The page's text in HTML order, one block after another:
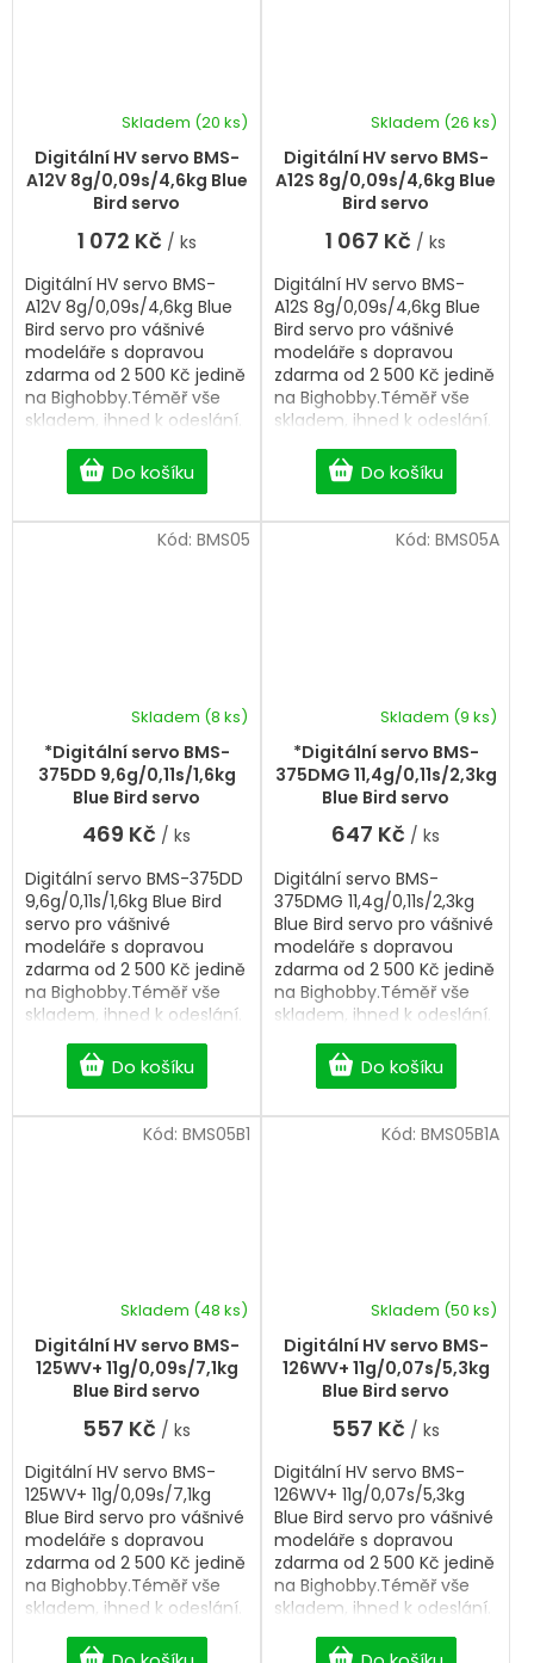
Digitální HV servo BMS-
A12V 8g/0,09s/4,6kg Blue
Bird servo
Skladem (20 ks)
1 072 Kč / ks
Do košíku
Digitální HV servo BMS-
A12V 8g/0,09s/4,6kg Blue
Bird servo pro vášnivé
modeláře s dopravou
zdarma od 2 500 Kč jedině
na Bighobby.Téměř vše
skladem, ihned k odeslání.
Professional Digital HV
Digitální HV servo BMS-
A12S 8g/0,09s/4,6kg Blue
Bird servo
Skladem (26 ks)
1 067 Kč / ks
Do košíku
Digitální HV servo BMS-
A12S 8g/0,09s/4,6kg Blue
Bird servo pro vášnivé
modeláře s dopravou
zdarma od 2 500 Kč jedině
na Bighobby.Téměř vše
skladem, ihned k odeslání.
Professional Digital HV
*Digitální servo BMS-
375DD 9,6g/0,11s/1,6kg
Blue Bird servo
Skladem (8 ks)
469 Kč / ks
Do košíku
Digitální servo BMS-375DD
9,6g/0,11s/1,6kg Blue Bird
servo pro vášnivé
modeláře s dopravou
zdarma od 2 500 Kč jedině
na Bighobby.Téměř vše
skladem, ihned k odeslání.
Kód: BMS05
*Digitální servo BMS-
375DMG 11,4g/0,11s/2,3kg
Blue Bird servo
Skladem (9 ks)
647 Kč / ks
Do košíku
Digitální servo BMS-
375DMG 11,4g/0,11s/2,3kg
Blue Bird servo pro vášnivé
modeláře s dopravou
zdarma od 2 500 Kč jedině
na Bighobby.Téměř vše
skladem, ihned k odeslání.
Kód: BMS05A
Digitální HV servo BMS-
125WV+ 11g/0,09s/7,1kg
Blue Bird servo
Skladem (48 ks)
557 Kč / ks
Digitální HV servo BMS-
125WV+ 11g/0,09s/7,1kg
Blue Bird servo pro vášnivé
modeláře s dopravou
zdarma od 2 500 Kč jedině
na Bighobby.Téměř vše
skladem, ihned k odeslání.
Professional Digital HV
Kód: BMS05B1
Digitální HV servo BMS-
126WV+ 11g/0,07s/5,3kg
Blue Bird servo
hodnocení
produktu
hvězdiček.
Skladem (50 ks)
557 Kč / ks
Digitální HV servo BMS-
126WV+ 11g/0,07s/5,3kg
Blue Bird servo pro vášnivé
modeláře s dopravou
zdarma od 2 500 Kč jedině
na Bighobby.Téměř vše
skladem, ihned k odeslání.
Professional Digital HV
Kód: BMS05B1A